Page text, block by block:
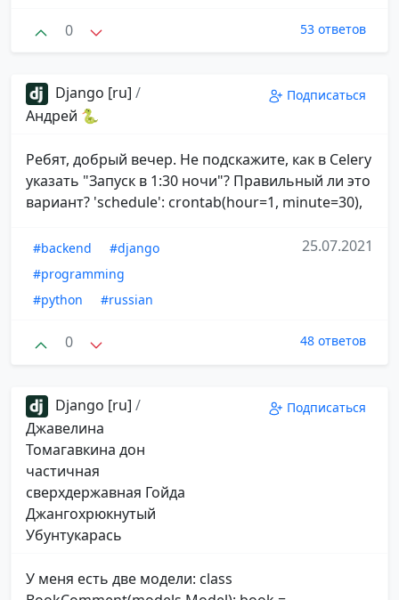
0 53 ответов
Django [ru] /
Андрей 🐍
Подписаться
Ребят, добрый вечер. Не подскажите, как в Celery
указать "Запуск в 1:30 ночи"? Правильный ли это
вариант? 'schedule': crontab(hour=1, minute=30),
#backend
#django
#programming
#python
#russian
25.07.2021
0 48 ответов
Django [ru] /
Джавелина
Томагавкина дон
частичная
сверхдержавная Гойда
Джангохрюкнутый
Убунтукарась
Подписаться
У меня есть две модели: class